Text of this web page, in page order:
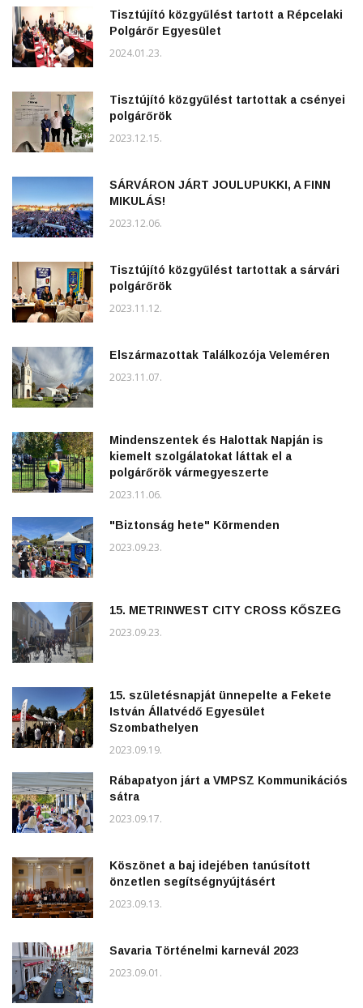
Tisztújító közgyűlést tartott a Répcelaki
Polgárőr Egyesület
2024.01.23.
Tisztújító közgyűlést tartottak a csényei
polgárőrök
2023.12.15.
SÁRVÁRON JÁRT JOULUPUKKI, A FINN
MIKULÁS!
2023.12.06.
Tisztújító közgyűlést tartottak a sárvári
polgárőrök
2023.11.12.
Elszármazottak Találkozója Veleméren
2023.11.07.
Mindenszentek és Halottak Napján is
kiemelt szolgálatokat láttak el a
polgárőrök vármegyeszerte
2023.11.06.
"Biztonság hete" Körmenden
2023.09.23.
15. METRINWEST CITY CROSS KŐSZEG
2023.09.23.
15. születésnapját ünnepelte a Fekete
István Állatvédő Egyesület
Szombathelyen
2023.09.19.
Rábapatyon járt a VMPSZ Kommunikációs
sátra
2023.09.17.
Köszönet a baj idejében tanúsított
önzetlen segítségnyújtásért
2023.09.13.
Savaria Történelmi karnevál 2023
2023.09.01.